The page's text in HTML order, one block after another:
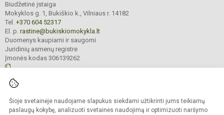
Šioje svetainėje naudojame slapukus siekdami užtikrinti jums teikiamų
paslaugų kokybę, analizuoti svetainės naudojimą ir optimizuoti naršymo
Biudžetinė įstaiga
Mokyklos g. 1, Bukiškio k., Vilniaus r. 14182
Tel. +370 604 52317
El. p. rastine@bukiskiomokykla.lt
Duomenys kaupiami ir saugomi
Juridinių asmenų registre
Įmonės kodas 306139262
Kopijuoti turinį be raštiško Bukiškio pagrindinės mokyklos administracijos
sutikimo griežtai draudžiama.